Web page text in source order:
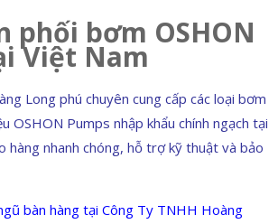
phối bơm OSHON
Việt Nam
Long phú chuyên cung cấp các loại bơm
OSHON Pumps nhập khẩu chính ngạch tại
hàng nhanh chóng, hỗ trợ kỹ thuật và bảo
bàn hàng tại Công Ty TNHH Hoàng